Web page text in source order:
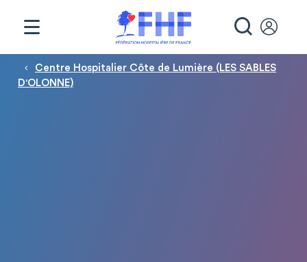
Fil d'Ariane
Centre Hospitalier Côte de Lumière (LES SABLES
D'OLONNE)
Panneau de gestion des cookies